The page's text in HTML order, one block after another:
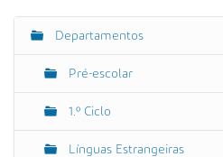
d
N
Departamentos
Pré-escolar
1.º Ciclo
Línguas Estrangeiras